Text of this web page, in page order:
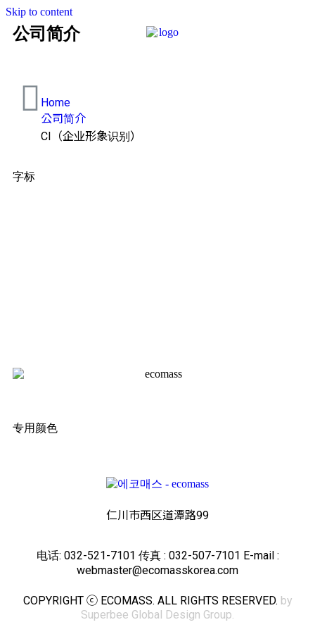
Skip to content
公司简介
Home
公司简介
CI（企业形象识别）
字标
专用颜色
仁川市西区道潭路99
电话: 032-521-7101 传真 : 032-507-7101 E-mail :
webmaster@ecomasskorea.com
COPYRIGHT ⓒ ECOMASS. ALL RIGHTS RESERVED. by
Superbee Global Design Group.